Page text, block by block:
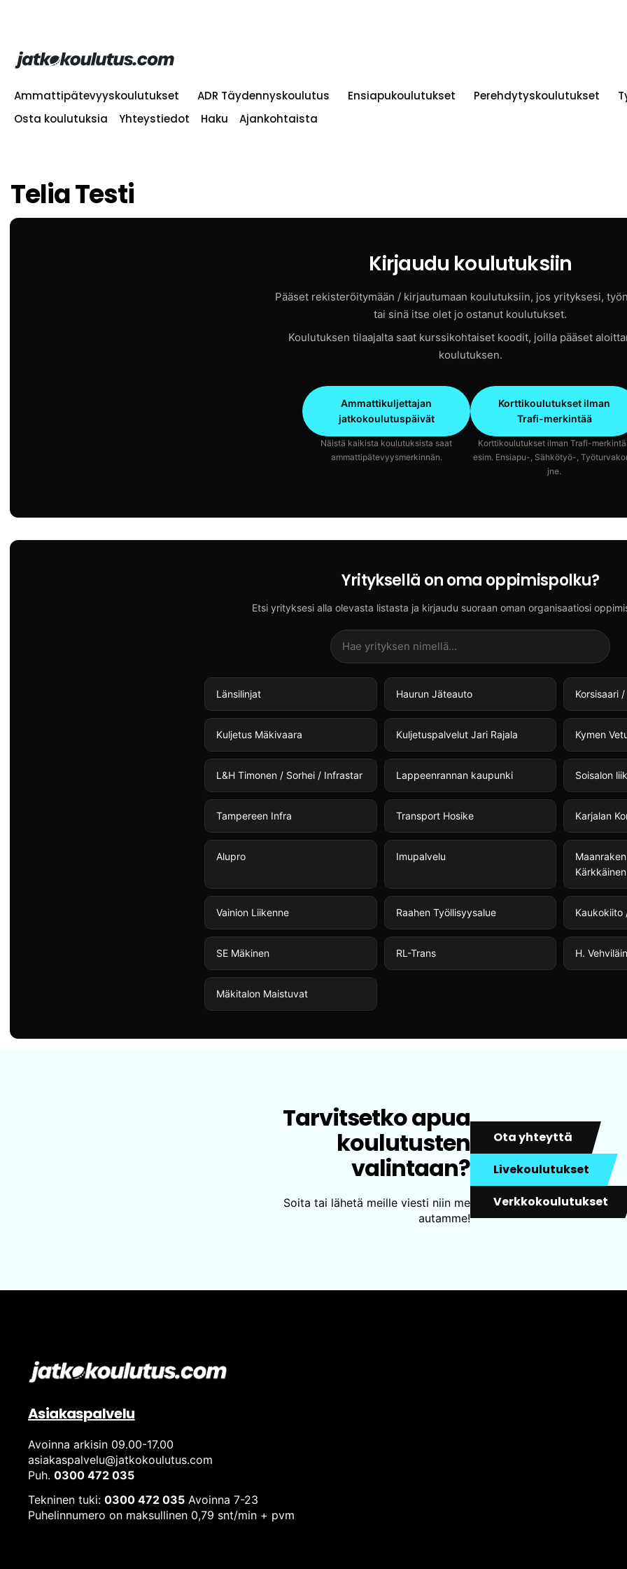
Ammattipätevyyskoulutukset ADR Täydennyskoulutus Ensiapukoulutukset Perehdytyskoulutukset
Osta koulutuksia
Yhteystiedot Haku Ajankohtaista
Telia Testi
Kirjaudu koulutuksiin
Pääset rekisteröitymään / kirjautumaan koulutuksiin, jos yrityksesi,
tai sinä itse olet jo ostanut koulutukset.
Koulutuksen tilaajalta saat kurssikohtaiset koodit, joilla pääset
koulutuksen.
Ammattikuljettajan
jatkokoulutuspäivät
Näistä kaikista koulutuksista saat
ammattipätevyysmerkinnän.
Korttikoulutukset ilman
Trafi-merkintää
Korttikoulutukset ilman Trafi-
esim. Ensiapu-, Sähkötyö-,
jne.
Yrityksellä on oma oppimispolku?
Etsi yrityksesi alla olevasta listasta ja kirjaudu suoraan oman organisaatiosi
Länsilinjat Haurun Jäteauto Korsisaari
Kuljetus Mäkivaara Kuljetuspalvelut Jari Rajala Kymen
L&H Timonen / Sorhei / Infrastar Lappeenrannan kaupunki Soisalon
Tampereen Infra Transport Hosike Karjalan
Alupro Imupalvelu
Kärkkäinen
Vainion Liikenne Raahen Työllisyysalue Kaukokiito
SE Mäkinen RL-Trans H.
Mäkitalon Maistuvat
Tarvitsetko apua
koulutusten
valintaan?
Soita tai lähetä meille viesti niin me
autamme!
Ota yhteyttä
Livekoulutukset
Verkkokoulutukset
Asiakaspalvelu
Avoinna arkisin 09.00-17.00
asiakaspalvelu@jatkokoulutus.com
Puh. 0300 472 035
Tekninen tuki: 0300 472 035 Avoinna 7-23
Puhelinnumero on maksullinen 0,79 snt/min + pvm